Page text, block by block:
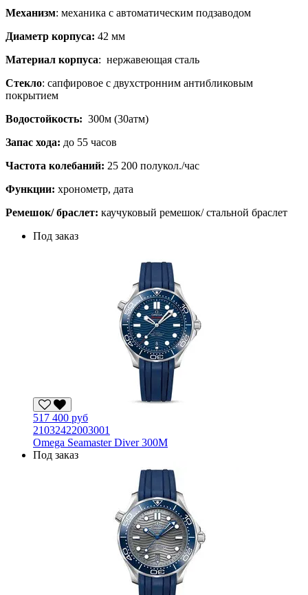
Механизм: механика с автоматическим подзаводом
Диаметр корпуса: 42 мм
Материал корпуса: нержавеющая сталь
Стекло: сапфировое с двухстронним антибликовым
покрытием
Водостойкость: 300м (30атм)
Запас хода: до 55 часов
Частота колебаний: 25 200 полукол./час
Функции: хронометр, дата
Ремешок/ браслет: каучуковый ремешок/ стальной браслет
Под заказ
517 400 руб
21032422003001
Omega Seamaster Diver 300M
Под заказ